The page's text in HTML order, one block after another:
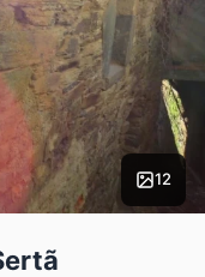
12